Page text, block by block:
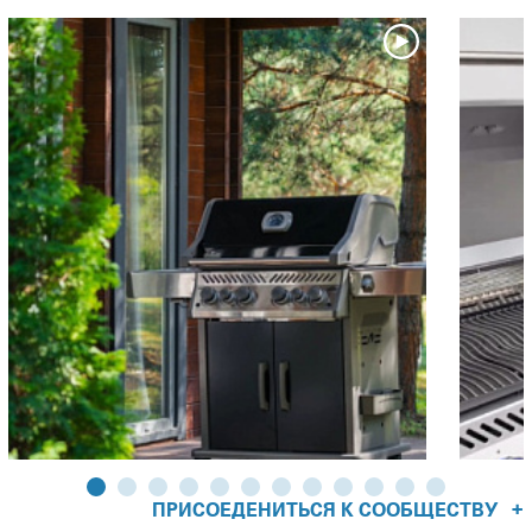
Испарители в гриле ROGUE 625 SE, расположены на
разных уровнях с определённым уклоном. В проекции
сверху между ними очень маленькие зазоры.
Такая конструкция образует сложный лабиринт для
восходящих потоков горячего воздуха, что приводит к
наилучшему прогреву как Активных, так и Пассивных
испарителей.
В результате этих факторов, гриль-система NAPOLEON®
обладает превосходными конвекционными
характеристиками!
Чем меньше зазоры между испарителями:
Тем большая площадь является источником
инфракрасного излучения, воздействующего на рабочую
поверхность гриля. И эффективней испаряются
стекающие с продуктов соки! Именно в результате
самый» дымок и аромат барбекю, который мы с вами все
ПРИСОЕДЕНИТЬСЯ К СООБЩЕСТВУ +